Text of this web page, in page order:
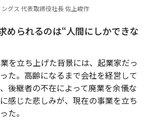
グス 代表取締役社長 佐上峻作
められるのは“人間にしかできな
を立ち上げた背景には、起業家だっ
た。高齢になるまで会社を経営して
後継者の不在によって廃業を余儀な
感じた悲しみが、現在の事業を立ち
た。